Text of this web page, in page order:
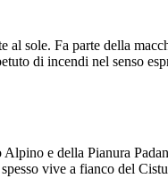
al sole. Fa parte della
di incendi nel senso
e della Pianura
vive a fianco del